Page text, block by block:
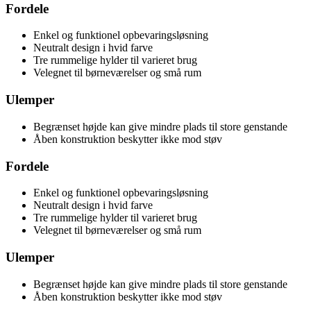
Fordele
Enkel og funktionel opbevaringsløsning
Neutralt design i hvid farve
Tre rummelige hylder til varieret brug
Velegnet til børneværelser og små rum
Ulemper
Begrænset højde kan give mindre plads til store genstande
Åben konstruktion beskytter ikke mod støv
Fordele
Enkel og funktionel opbevaringsløsning
Neutralt design i hvid farve
Tre rummelige hylder til varieret brug
Velegnet til børneværelser og små rum
Ulemper
Begrænset højde kan give mindre plads til store genstande
Åben konstruktion beskytter ikke mod støv